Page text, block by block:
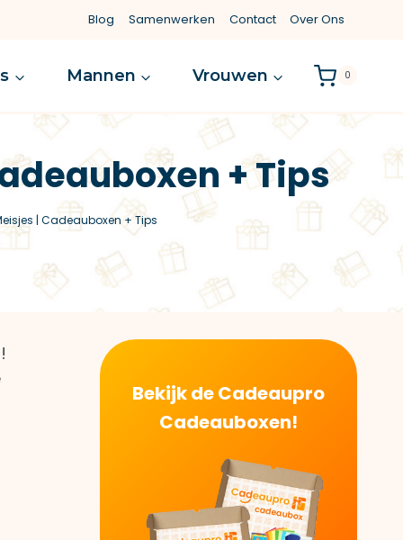
Blog Samenwerken Contact Over Ons
Mannen Vrouwen 0
+ Tips
| Cadeauboxen + Tips
Bekijk de Cadeaupro
Cadeauboxen!